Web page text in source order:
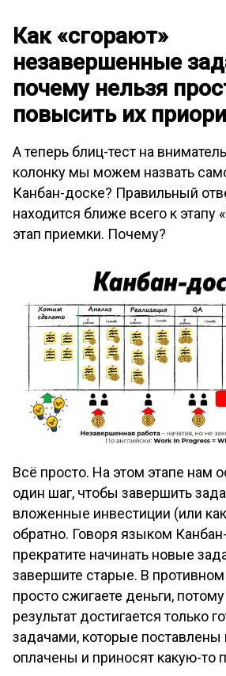
Как «сгорают»
незавершенные
почему нельзя
повысить их
А теперь блиц-тест на
колонку мы можем назвать
Канбан-доске? Правильный
находится ближе всего к этапу
этап приемки. Почему?
Всё просто. На этом этапе нам
один шаг, чтобы завершить
вложенные инвестиции (или
обратно. Говоря языком
прекратите начинать новые
завершите старые. В
просто сжигаете деньги,
результат достигается только
задачами, которые поставлены
оплачены и приносят какую-то